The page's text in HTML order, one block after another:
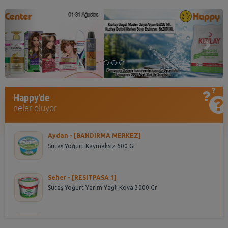
Previous Next
Happy'de
neler oluyor
Aydan - [BANDIRMA MERKEZ]
Sütaş Yoğurt Kaymaksız 600 Gr
Seher - [RESITPASA 1]
Sütaş Yoğurt Yarım Yağlı Kova 3000 Gr